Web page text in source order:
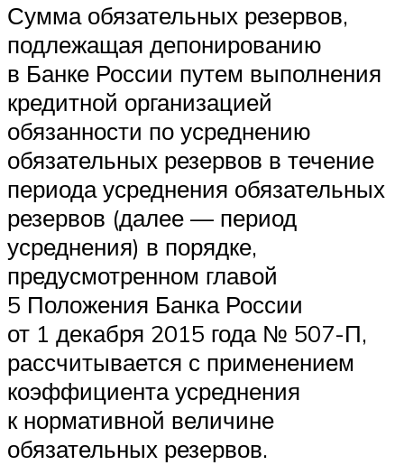
Сумма обязательных резервов,
подлежащая депонированию
в Банке России путем выполнения
кредитной организацией
обязанности по усреднению
обязательных резервов в течение
периода усреднения обязательных
резервов (далее — период
усреднения) в порядке,
предусмотренном главой
5 Положения Банка России
от 1 декабря 2015 года № 507-П,
рассчитывается с применением
коэффициента усреднения
к нормативной величине
обязательных резервов.